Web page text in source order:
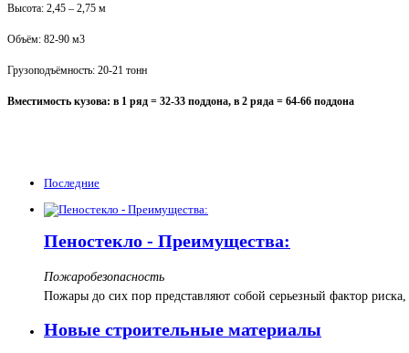
Высота: 2,45 – 2,75 м
Объём: 82-90 м3
Грузоподъёмность: 20-21 тонн
Вместимость кузова: в 1 ряд = 32-33 поддона, в 2 ряда = 64-66 поддона
Последние
Пеностекло - Преимущества:
Пожаробезопасность
Пожары до сих пор представляют собой серьезный фактор
Новые строительные материалы